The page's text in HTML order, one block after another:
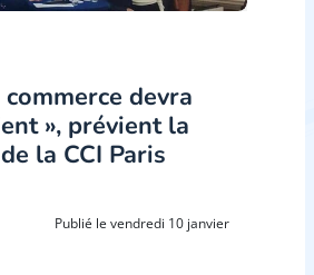
devra
», prévient la
la CCI Paris
Publié le vendredi 10 janvier